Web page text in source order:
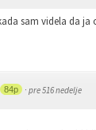
sam videla da ja
84p · pre 516 nedelje